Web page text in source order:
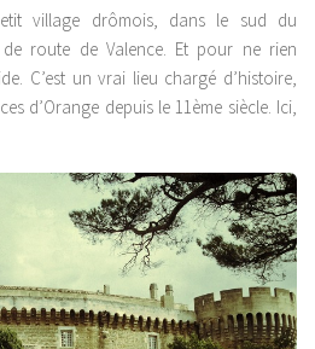
village drômois, dans le sud du
de route de Valence. Et pour ne rien
C’est un vrai lieu chargé d’histoire,
d’Orange depuis le 11ème siècle. Ici,